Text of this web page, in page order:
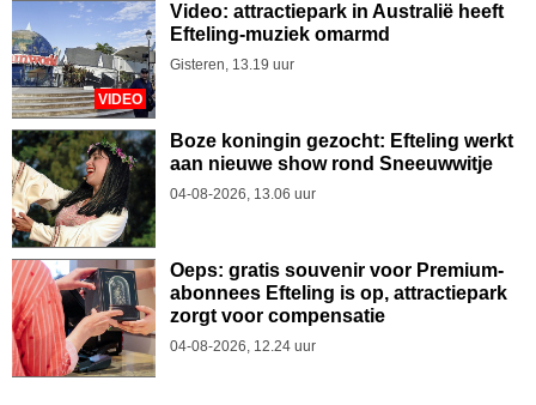
VIDEO
Video: attractiepark in Australië heeft
Efteling-muziek omarmd
Gisteren, 13.19 uur
Boze koningin gezocht: Efteling werkt
aan nieuwe show rond Sneeuwwitje
04-08-2026, 13.06 uur
Oeps: gratis souvenir voor Premium-
abonnees Efteling is op, attractiepark
zorgt voor compensatie
04-08-2026, 12.24 uur